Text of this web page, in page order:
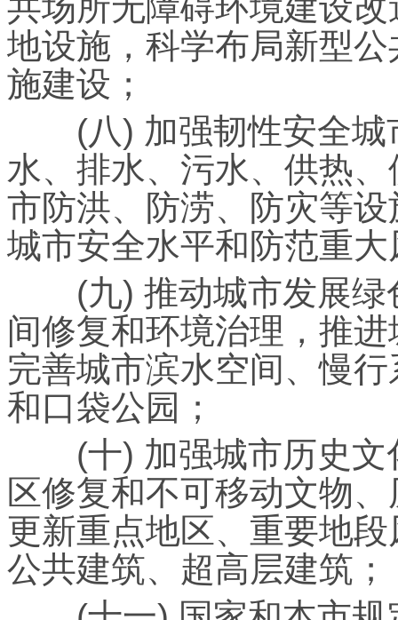
地设施，科学布局新型
施建设；
(八) 加强韧性安全城
水、排水、污水、供热
市防洪、防涝、防灾等
城市安全水平和防范重
(九) 推动城市发展绿
间修复和环境治理，推
完善城市滨水空间、慢
和口袋公园；
(十) 加强城市历史文
区修复和不可移动文物
更新重点地区、重要地
公共建筑、超高层建筑；